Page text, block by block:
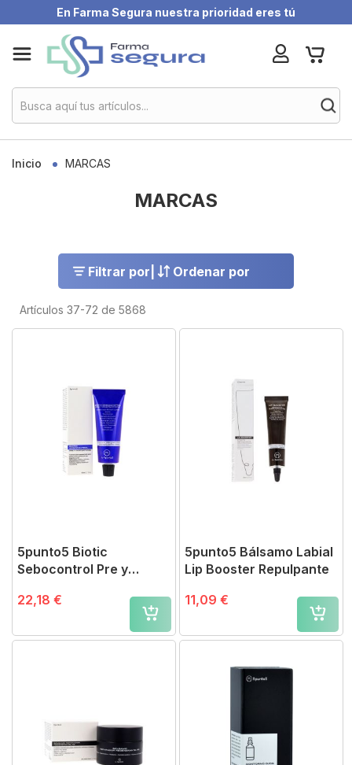
En Farma Segura nuestra prioridad eres tú
to
Content
My
Inicio MARCAS
MARCAS
Artículos 37-72 de 5868
Filtrar por Ordenar por
5punto5 Biotic
Sebocontrol Pre y
22,18 €
5punto5 Bálsamo Labial
Lip Booster Repulpante
11,09 €